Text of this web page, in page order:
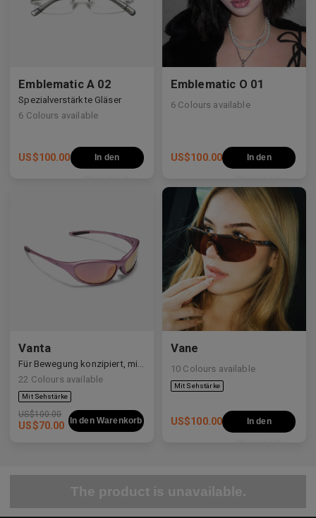
Emblematic A 02
Spezialverstärkte Gläser
6 Colours available
US$100.00 In den
Emblematic O 01
6 Colours available
US$100.00 In den
Vanta
22 Colours available
US$100.00
US$70.00 In den Warenkorb
Vane
10 Colours available
US$100.00 In den
The product is unavailable.